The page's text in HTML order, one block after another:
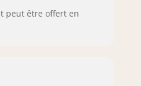
peut être offert en